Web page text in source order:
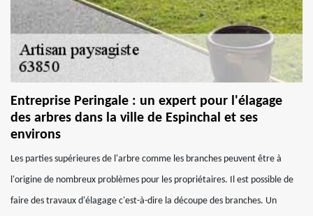
Entreprise Peringale : un expert pour l'élagage
des arbres dans la ville de Espinchal et ses
environs
Les parties supérieures de l'arbre comme les branches peuvent être à
l'origine de nombreux problèmes pour les propriétaires. Il est possible de
faire des travaux d'élagage c'est-à-dire la découpe des branches. Un